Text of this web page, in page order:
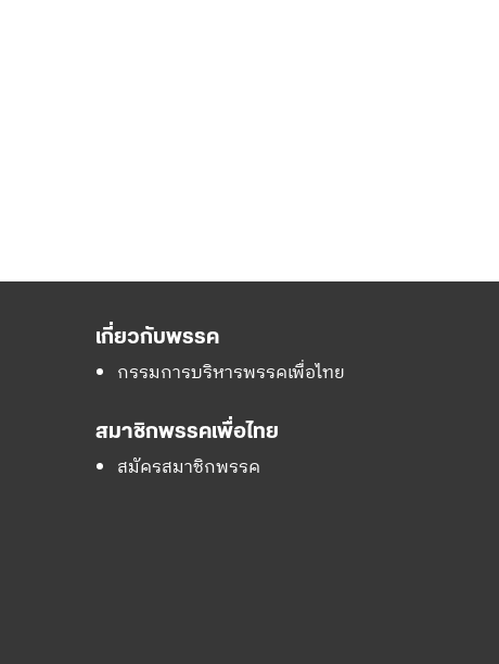
เกี่ยวกับพรรค
กรรมการบริหารพรรคเพื่อไทย
สมาชิกพรรคเพื่อไทย
สมัครสมาชิกพรรค